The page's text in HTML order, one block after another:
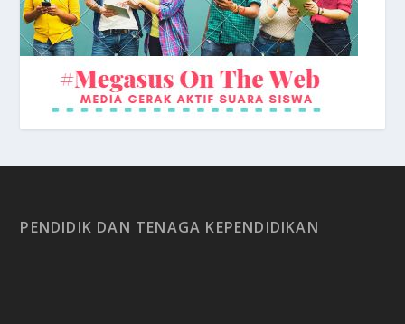
PENDIDIK DAN TENAGA KEPENDIDIKAN